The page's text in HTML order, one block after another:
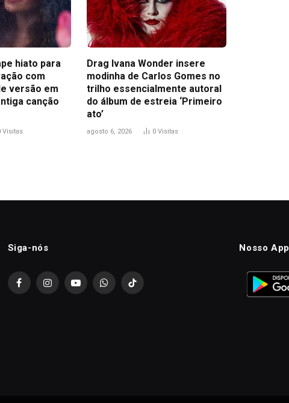
hiato para
com
versão em
canção
Visitas
Drag Ivana Wonder insere
modinha de Carlos Gomes no
trilho essencialmente autoral
do álbum de estreia ‘Primeiro
ato’
agosto 6, 2026 0 Visitas
Siga-nós
FacebookInstagramYouTubeWhatsAppTikTok
Nosso App